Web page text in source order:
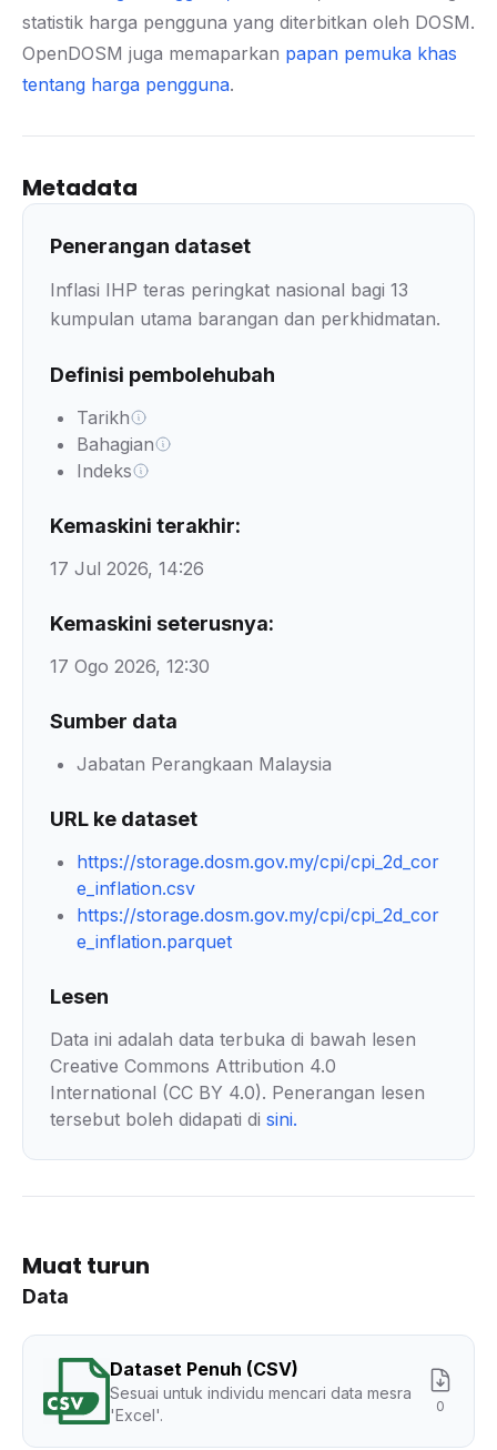
statistik harga pengguna yang diterbitkan oleh DOSM.
OpenDOSM juga memaparkan papan pemuka khas
tentang harga pengguna.
Metadata
Penerangan dataset
Inflasi IHP teras peringkat nasional bagi 13
kumpulan utama barangan dan perkhidmatan.
Definisi pembolehubah
Tarikh
Bahagian
Indeks
Kemaskini terakhir:
17 Jul 2026, 14:26
Kemaskini seterusnya:
17 Ogo 2026, 12:30
Sumber data
Jabatan Perangkaan Malaysia
URL ke dataset
https://storage.dosm.gov.my/cpi/cpi_2d_cor
e_inflation.csv
https://storage.dosm.gov.my/cpi/cpi_2d_cor
e_inflation.parquet
Lesen
Data ini adalah data terbuka di bawah lesen
Creative Commons Attribution 4.0
International (CC BY 4.0). Penerangan lesen
tersebut boleh didapati di sini.
Muat turun
Data
Dataset Penuh (CSV)
Sesuai untuk individu mencari data mesra
'Excel'.
0